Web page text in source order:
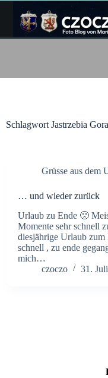
Inhalt
springen
Schlagwort Jastrzebia Gora
Grüsse aus dem
… und wieder zurück
Urlaub zu Ende 🙁
Momente sehr schnell
diesjährige Urlaub
schnell , zu ende
mich…
czoczo
31.